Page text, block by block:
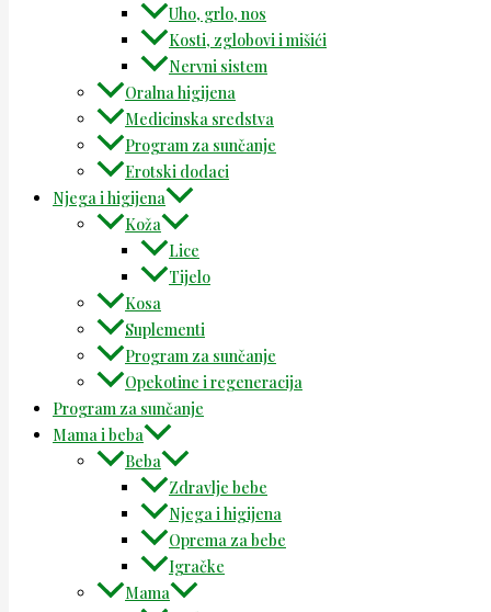
Uho, grlo, nos
Kosti, zglobovi i mišići
Nervni sistem
Oralna higijena
Medicinska sredstva
Program za sunčanje
Erotski dodaci
Njega i higijena
Koža
Lice
Tijelo
Kosa
Suplementi
Program za sunčanje
Opekotine i regeneracija
Program za sunčanje
Mama i beba
Beba
Zdravlje bebe
Njega i higijena
Oprema za bebe
Igračke
Mama